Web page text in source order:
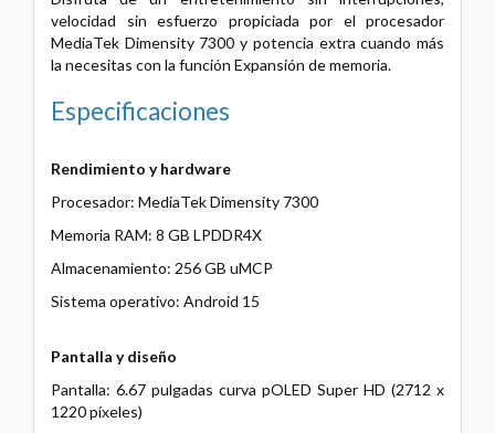
velocidad sin esfuerzo propiciada por el procesador
MediaTek Dimensity 7300 y potencia extra cuando más
la necesitas con la función Expansión de memoria.
Especificaciones
Rendimiento y hardware
Procesador: MediaTek Dimensity 7300
Memoria RAM: 8 GB LPDDR4X
Almacenamiento: 256 GB uMCP
Sistema operativo: Android 15
Pantalla y diseño
Pantalla: 6.67 pulgadas curva pOLED Super HD (2712 x
1220 píxeles)